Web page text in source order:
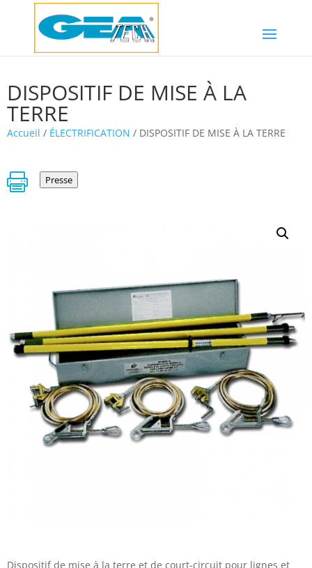
DISPOSITIF DE MISE À LA
TERRE
Accueil / ÉLECTRIFICATION / DISPOSITIF DE MISE À LA TERRE
 Presse
Dispositif de mise à la terre et de court-circuit pour lignes et